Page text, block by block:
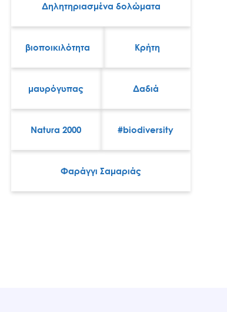
Δηλητηριασμένα δολώματα
βιοποικιλότητα Κρήτη
μαυρόγυπας Δαδιά
Natura 2000 #biodiversity
Φαράγγι Σαμαριάς